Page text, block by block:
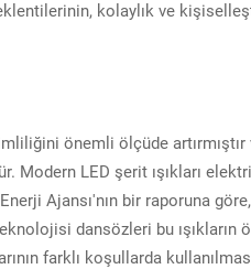
kolaylık ve
önemli ölçüde artırmıştır
LED şerit ışıkları
Ajansı'nın bir raporuna
dansözleri bu
farklı koşullarda